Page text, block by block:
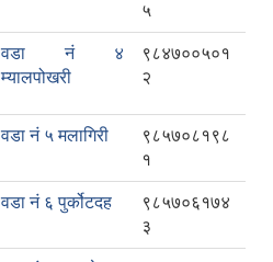
५
वडा नं ४
म्यालपोखरी
९८४७००५०१
२
वडा नं ५ मलागिरी
९८५७०८१९८
१
वडा नं ६ पुर्कोटदह
९८५७०६१७४
३